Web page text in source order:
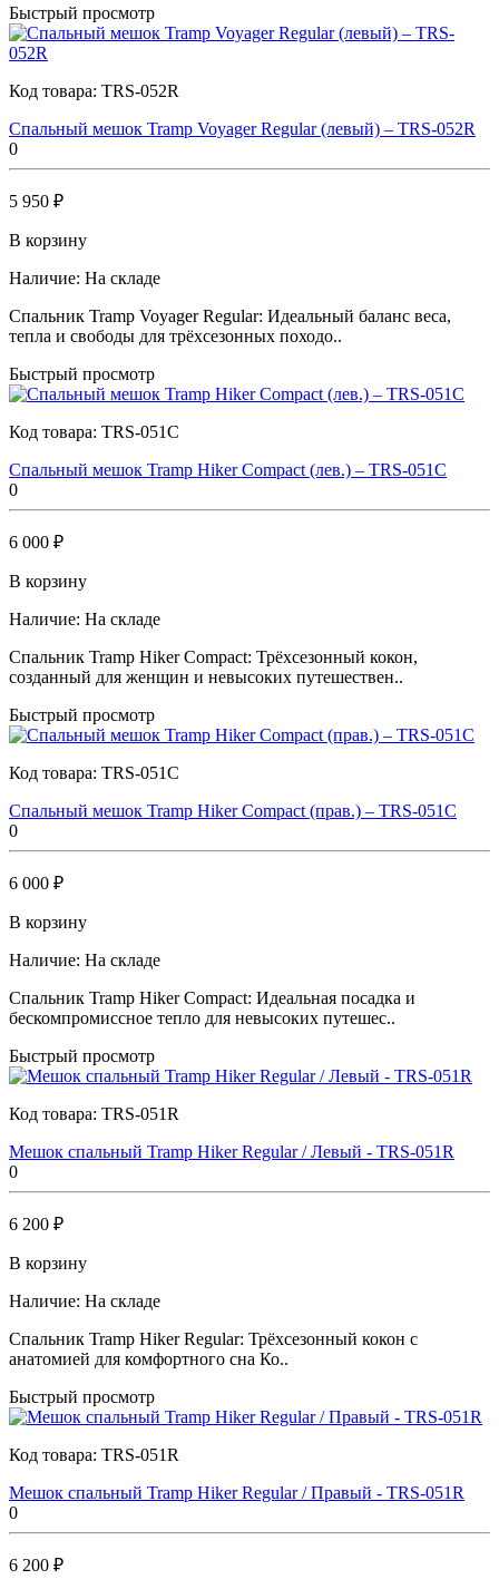
Быстрый просмотр
Код товара: TRS-052R
Спальный мешок Tramp Voyager Regular (левый) – TRS-052R
0
5 950 ₽
В корзину
Наличие: На складе
Спальник Tramp Voyager Regular: Идеальный баланс веса,
тепла и свободы для трёхсезонных походо..
Быстрый просмотр
Код товара: TRS-051C
Спальный мешок Tramp Hiker Compact (лев.) – TRS-051C
0
6 000 ₽
В корзину
Наличие: На складе
Спальник Tramp Hiker Compact: Трёхсезонный кокон,
созданный для женщин и невысоких путешествен..
Быстрый просмотр
Код товара: TRS-051C
Спальный мешок Tramp Hiker Compact (прав.) – TRS-051C
0
6 000 ₽
В корзину
Наличие: На складе
Спальник Tramp Hiker Compact: Идеальная посадка и
бескомпромиссное тепло для невысоких путешес..
Быстрый просмотр
Код товара: TRS-051R
Мешок спальный Tramp Hiker Regular / Левый - TRS-051R
0
6 200 ₽
В корзину
Наличие: На складе
Спальник Tramp Hiker Regular: Трёхсезонный кокон с
анатомией для комфортного сна Ко..
Быстрый просмотр
Код товара: TRS-051R
Мешок спальный Tramp Hiker Regular / Правый - TRS-051R
0
6 200 ₽